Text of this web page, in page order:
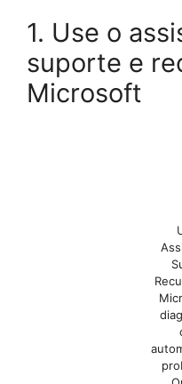
1. Use o
suporte e
Microsoft